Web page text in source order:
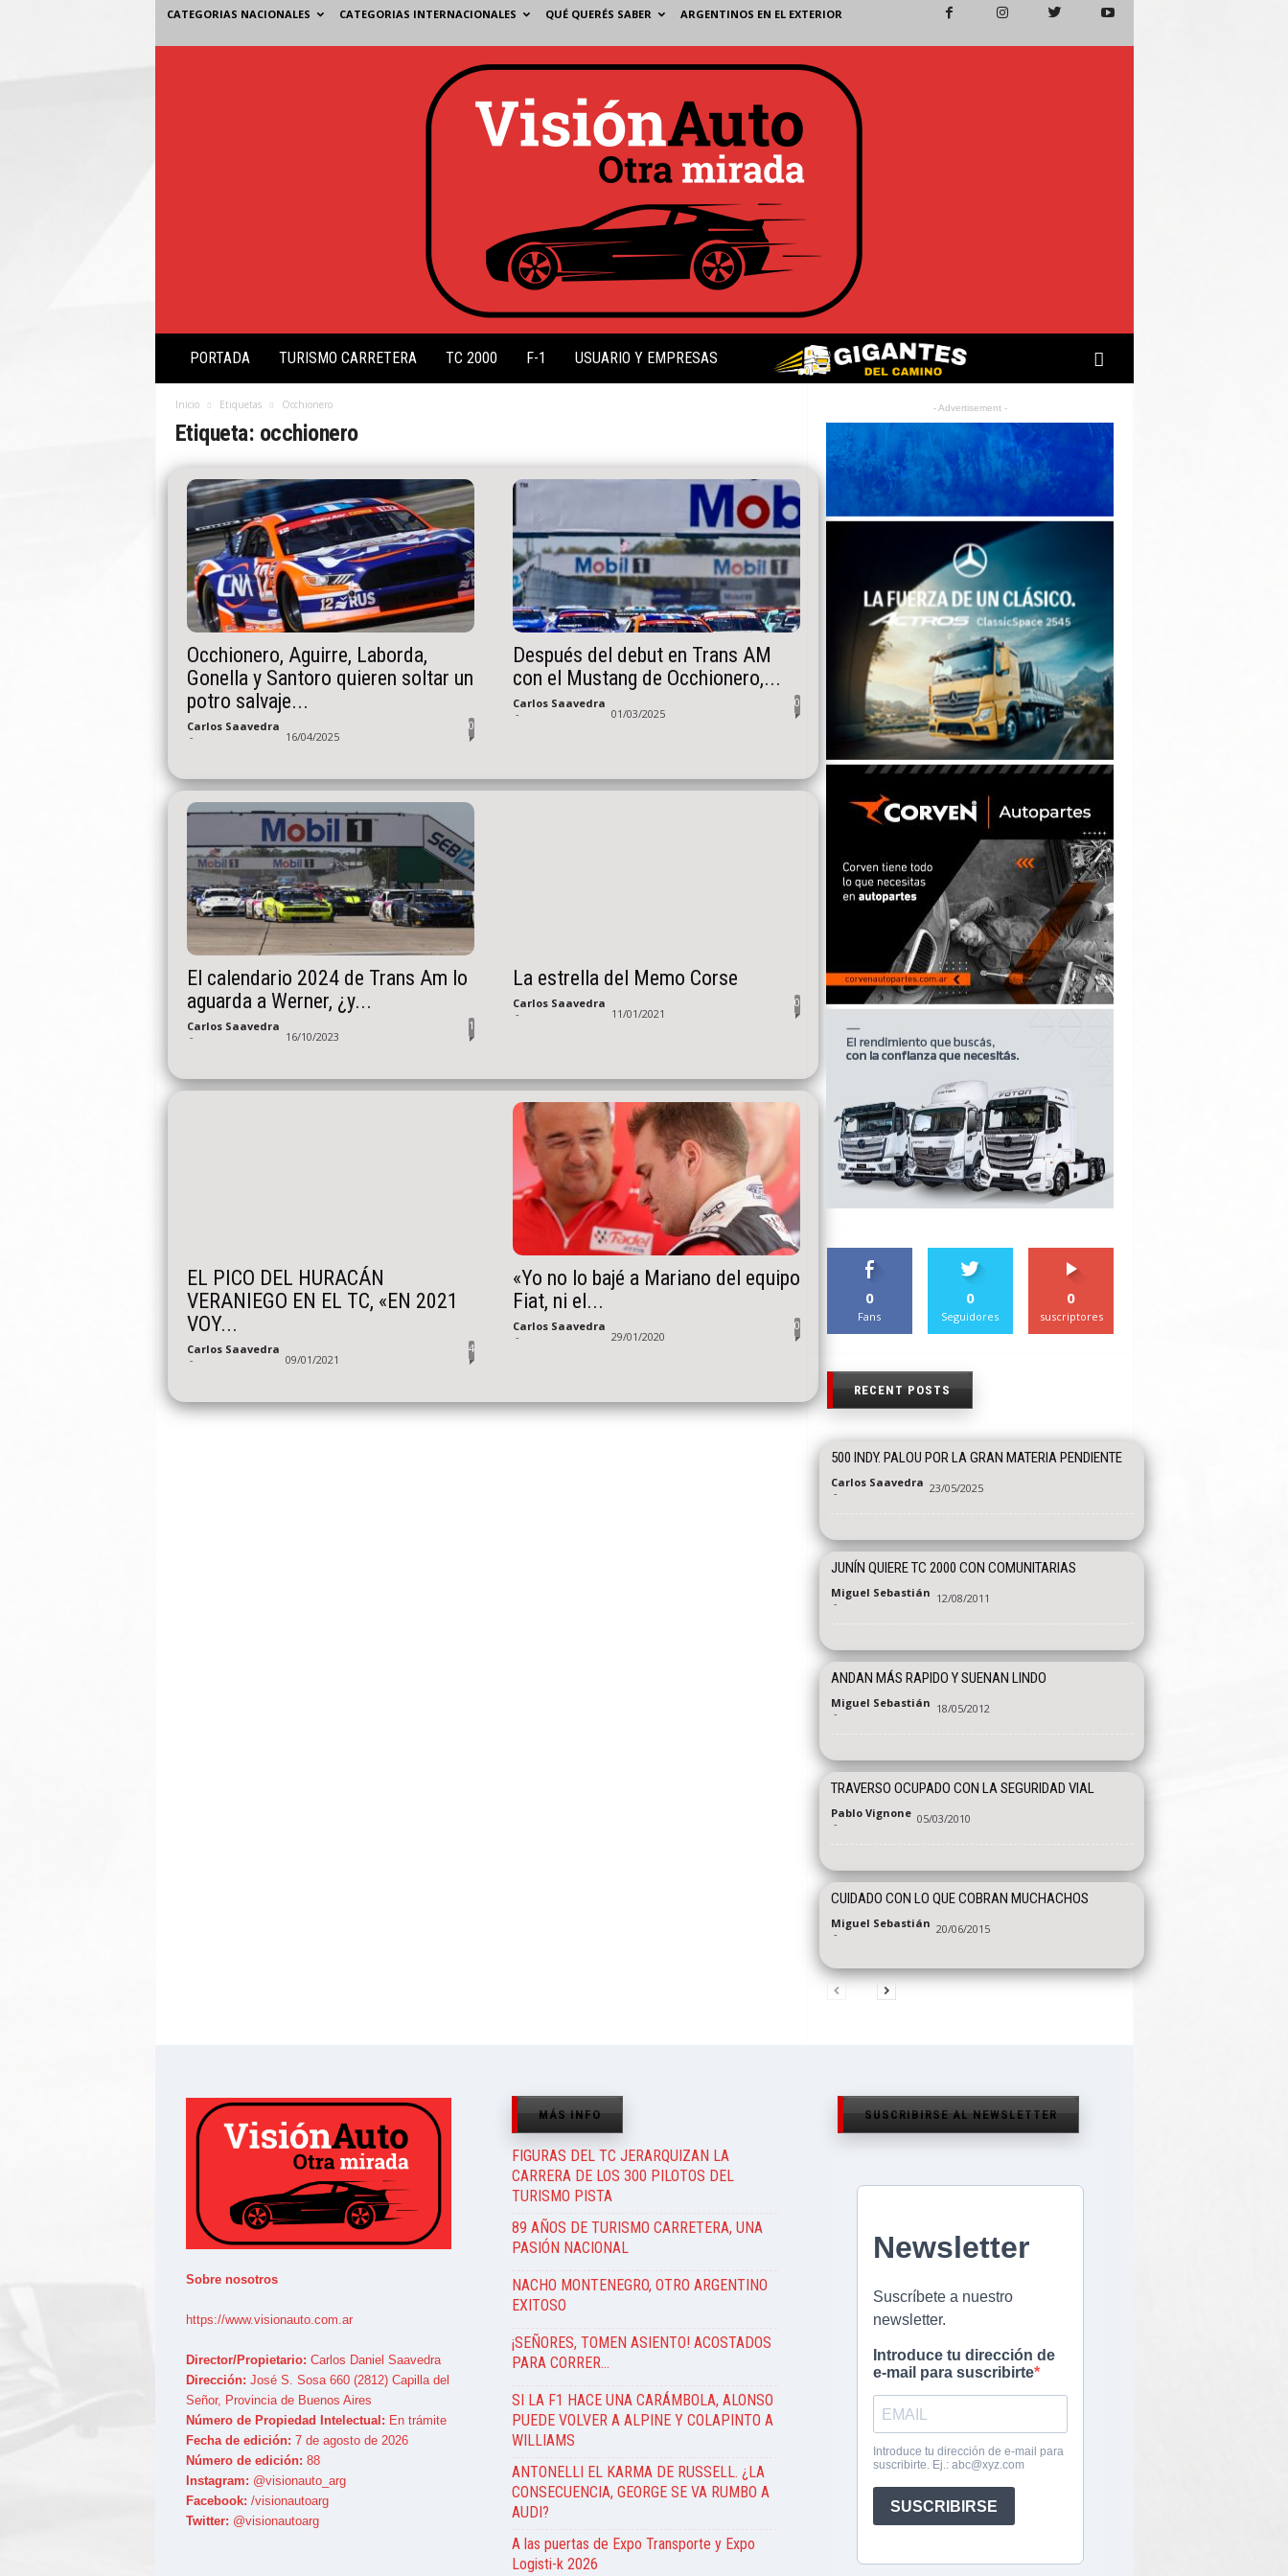
CATEGORIAS NACIONALES CATEGORIAS INTERNACIONALES QUÉ QUERÉS SABER ARGENTINOS EN EL EXTERIOR
s
PORTADA TURISMO CARRETERA TC 2000 F-1 USUARIO Y EMPRESAS
Inicio Etiquetas Occhionero
Etiqueta: occhionero
Occhionero, Aguirre, Laborda,
Gonella y Santoro quieren soltar un
potro salvaje...
Carlos Saavedra
- 16/04/2025
0
Después del debut en Trans AM
con el Mustang de Occhionero,...
Carlos Saavedra
- 01/03/2025
0
El calendario 2024 de Trans Am lo
aguarda a Werner, ¿y...
Carlos Saavedra
- 16/10/2023
1
La estrella del Memo Corse
Carlos Saavedra
- 11/01/2021
0
EL PICO DEL HURACÁN
VERANIEGO EN EL TC, «EN 2021
VOY...
Carlos Saavedra
- 09/01/2021
4
«Yo no lo bajé a Mariano del equipo
Fiat, ni el...
Carlos Saavedra
- 29/01/2020
0
- Advertisement -
0
Fans
0
Seguidores
0
suscriptores
RECENT POSTS
500 INDY. PALOU POR LA GRAN MATERIA PENDIENTE
Carlos Saavedra
- 23/05/2025
JUNÍN QUIERE TC 2000 CON COMUNITARIAS
Miguel Sebastián
- 12/08/2011
ANDAN MÁS RAPIDO Y SUENAN LINDO
Miguel Sebastián
- 18/05/2012
TRAVERSO OCUPADO CON LA SEGURIDAD VIAL
Pablo Vignone
- 05/03/2010
CUIDADO CON LO QUE COBRAN MUCHACHOS
Miguel Sebastián
- 20/06/2015
Sobre nosotros
https://www.visionauto.com.ar
Director/Propietario: Carlos Daniel Saavedra
Dirección: José S. Sosa 660 (2812) Capilla del
Señor, Provincia de Buenos Aires
Número de Propiedad Intelectual: En trámite
Fecha de edición: 7 de agosto de 2026
Número de edición: 88
Instagram: @visionauto_arg
Facebook: /visionautoarg
Twitter: @visionautoarg
MÁS INFO
FIGURAS DEL TC JERARQUIZAN LA
CARRERA DE LOS 300 PILOTOS DEL
TURISMO PISTA
89 AÑOS DE TURISMO CARRETERA, UNA
PASIÓN NACIONAL
NACHO MONTENEGRO, OTRO ARGENTINO
EXITOSO
¡SEÑORES, TOMEN ASIENTO! ACOSTADOS
PARA CORRER…
SI LA F1 HACE UNA CARÁMBOLA, ALONSO
PUEDE VOLVER A ALPINE Y COLAPINTO A
WILLIAMS
ANTONELLI EL KARMA DE RUSSELL. ¿LA
CONSECUENCIA, GEORGE SE VA RUMBO A
AUDI?
A las puertas de Expo Transporte y Expo
Logisti-k 2026
SUSCRIBIRSE AL NEWSLETTER